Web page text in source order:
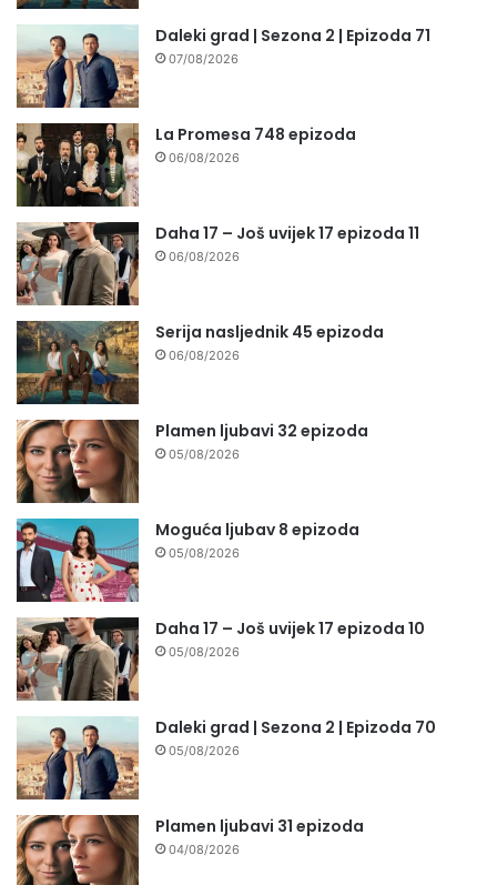
Daleki grad | Sezona 2 | Epizoda 71
07/08/2026
La Promesa 748 epizoda
06/08/2026
Daha 17 – Još uvijek 17 epizoda 11
06/08/2026
Serija nasljednik 45 epizoda
06/08/2026
Plamen ljubavi 32 epizoda
05/08/2026
Moguća ljubav 8 epizoda
05/08/2026
Daha 17 – Još uvijek 17 epizoda 10
05/08/2026
Daleki grad | Sezona 2 | Epizoda 70
05/08/2026
Plamen ljubavi 31 epizoda
04/08/2026